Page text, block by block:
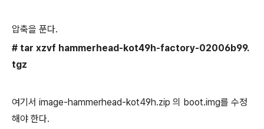
압축을 푼다.
# tar xzvf hammerhead-kot49h-factory-02006b99.
tgz
여기서 image-hammerhead-kot49h.zip 의 boot.img를 수정
해야 한다.